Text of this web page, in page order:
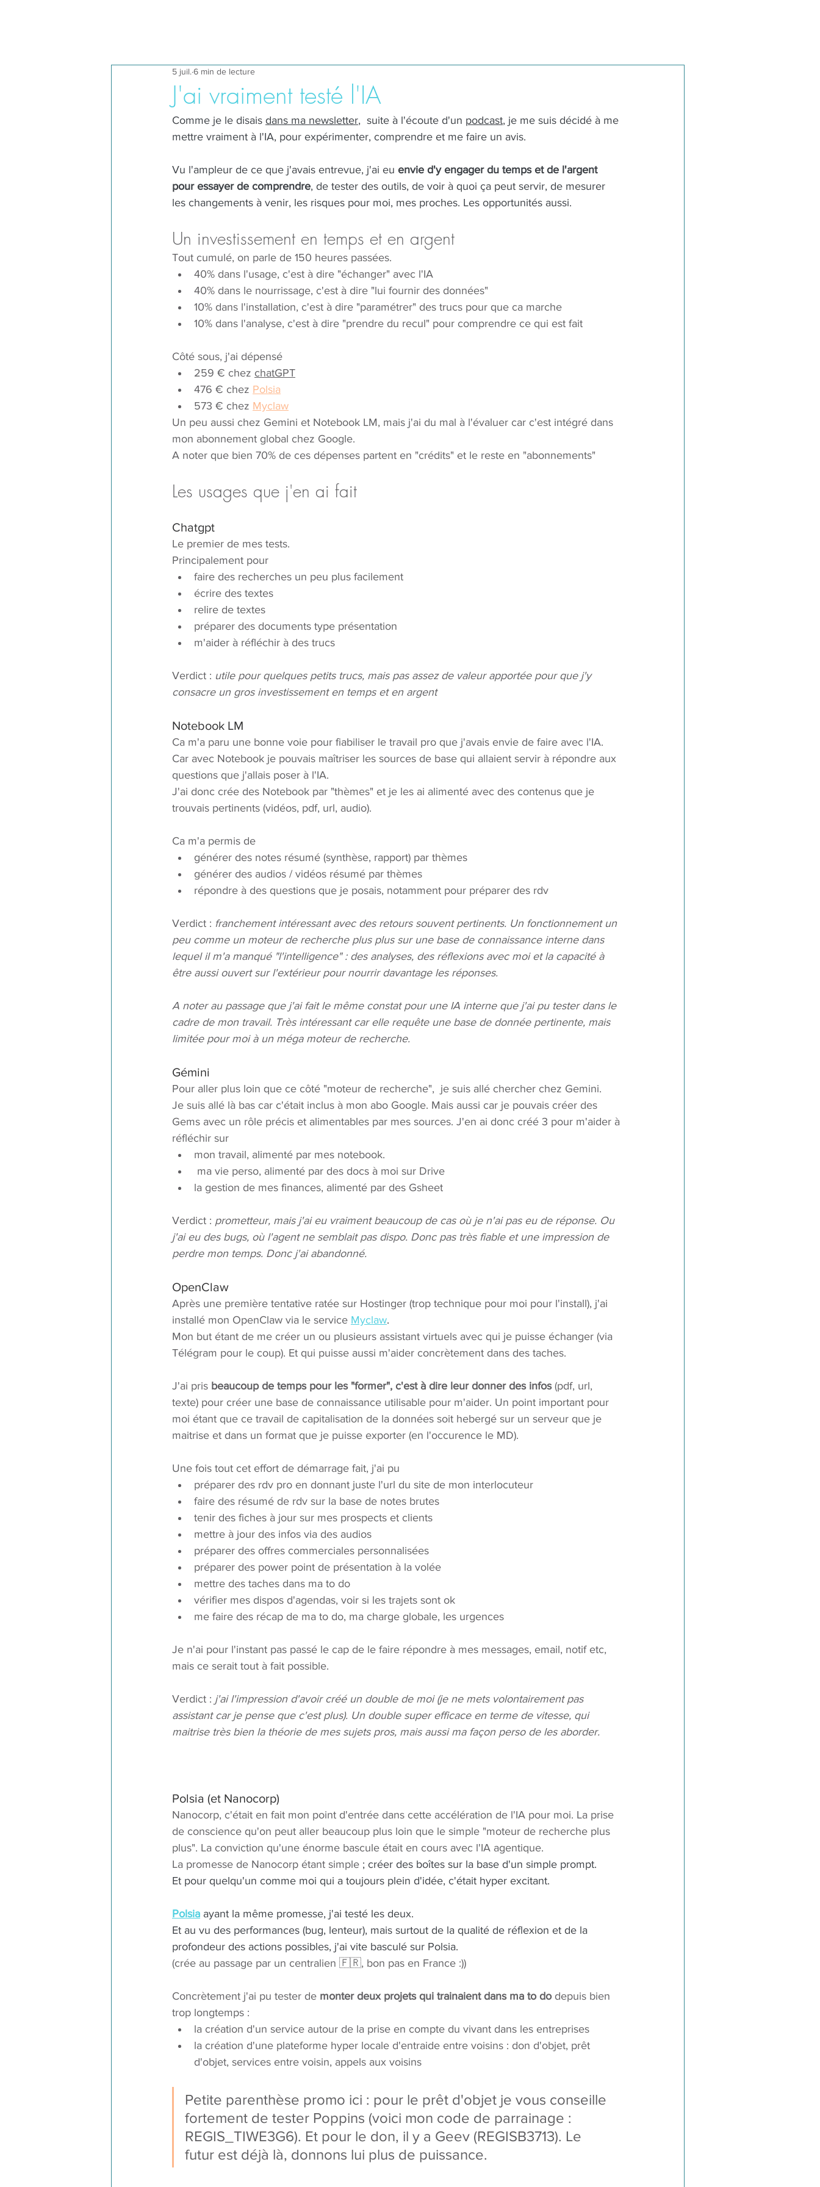
J'ai vraiment testé l'IA
5 juil. 6 min de lecture
Comme je le disais dans ma newsletter,  suite à l'écoute d'un podcast, je me suis décidé à me
mettre vraiment à l'IA, pour expérimenter, comprendre et me faire un avis.
Vu l'ampleur de ce que j'avais entrevue, j'ai eu envie d'y engager du temps et de l'argent
pour essayer de comprendre, de tester des outils, de voir à quoi ça peut servir, de mesurer
les changements à venir, les risques pour moi, mes proches. Les opportunités aussi.
Un investissement en temps et en argent
Tout cumulé, on parle de 150 heures passées.
40% dans l'usage, c'est à dire "échanger" avec l'IA
40% dans le nourrissage, c'est à dire "lui fournir des données"
10% dans l'installation, c'est à dire "paramétrer" des trucs pour que ca marche
10% dans l'analyse, c'est à dire "prendre du recul" pour comprendre ce qui est fait
Côté sous, j'ai dépensé
259 € chez chatGPT
476 € chez Polsia
573 € chez Myclaw
Un peu aussi chez Gemini et Notebook LM, mais j'ai du mal à l'évaluer car c'est intégré dans
mon abonnement global chez Google.
A noter que bien 70% de ces dépenses partent en "crédits" et le reste en "abonnements"
Les usages que j'en ai fait
Chatgpt
Le premier de mes tests.
Principalement pour
faire des recherches un peu plus facilement
écrire des textes
relire de textes
préparer des documents type présentation
m'aider à réfléchir à des trucs
Verdict : utile pour quelques petits trucs, mais pas assez de valeur apportée pour que j'y
consacre un gros investissement en temps et en argent
Notebook LM
Ca m'a paru une bonne voie pour fiabiliser le travail pro que j'avais envie de faire avec l'IA.
Car avec Notebook je pouvais maîtriser les sources de base qui allaient servir à répondre aux
questions que j'allais poser à l'IA.
J'ai donc crée des Notebook par "thèmes" et je les ai alimenté avec des contenus que je
trouvais pertinents (vidéos, pdf, url, audio).
Ca m'a permis de
générer des notes résumé (synthèse, rapport) par thèmes
générer des audios / vidéos résumé par thèmes
répondre à des questions que je posais, notamment pour préparer des rdv
Verdict : franchement intéressant avec des retours souvent pertinents. Un fonctionnement un
peu comme un moteur de recherche plus plus sur une base de connaissance interne dans
lequel il m'a manqué "l'intelligence" : des analyses, des réflexions avec moi et la capacité à
être aussi ouvert sur l'extérieur pour nourrir davantage les réponses.
A noter au passage que j'ai fait le même constat pour une IA interne que j'ai pu tester dans le
cadre de mon travail. Très intéressant car elle requête une base de donnée pertinente, mais
limitée pour moi à un méga moteur de recherche.
Gémini
Pour aller plus loin que ce côté "moteur de recherche",  je suis allé chercher chez Gemini.
Je suis allé là bas car c'était inclus à mon abo Google. Mais aussi car je pouvais créer des
Gems avec un rôle précis et alimentables par mes sources. J'en ai donc créé 3 pour m'aider à
réfléchir sur
mon travail, alimenté par mes notebook.
ma vie perso, alimenté par des docs à moi sur Drive
la gestion de mes finances, alimenté par des Gsheet
Verdict : prometteur, mais j'ai eu vraiment beaucoup de cas où je n'ai pas eu de réponse. Ou
j'ai eu des bugs, où l'agent ne semblait pas dispo. Donc pas très fiable et une impression de
perdre mon temps. Donc j'ai abandonné.
OpenClaw
Après une première tentative ratée sur Hostinger (trop technique pour moi pour l'install), j'ai
installé mon OpenClaw via le service Myclaw.
Mon but étant de me créer un ou plusieurs assistant virtuels avec qui je puisse échanger (via
Télégram pour le coup). Et qui puisse aussi m'aider concrètement dans des taches.
J'ai pris beaucoup de temps pour les "former", c'est à dire leur donner des infos (pdf, url,
texte) pour créer une base de connaissance utilisable pour m'aider. Un point important pour
moi étant que ce travail de capitalisation de la données soit hebergé sur un serveur que je
maitrise et dans un format que je puisse exporter (en l'occurence le MD).
Une fois tout cet effort de démarrage fait, j'ai pu
préparer des rdv pro en donnant juste l'url du site de mon interlocuteur
faire des résumé de rdv sur la base de notes brutes
tenir des fiches à jour sur mes prospects et clients
mettre à jour des infos via des audios
préparer des offres commerciales personnalisées
préparer des power point de présentation à la volée
mettre des taches dans ma to do
vérifier mes dispos d'agendas, voir si les trajets sont ok
me faire des récap de ma to do, ma charge globale, les urgences
Je n'ai pour l'instant pas passé le cap de le faire répondre à mes messages, email, notif etc,
mais ce serait tout à fait possible.
Verdict : j'ai l'impression d'avoir créé un double de moi (je ne mets volontairement pas
assistant car je pense que c'est plus). Un double super efficace en terme de vitesse, qui
maitrise très bien la théorie de mes sujets pros, mais aussi ma façon perso de les aborder.
Polsia (et Nanocorp)
Nanocorp, c'était en fait mon point d'entrée dans cette accélération de l'IA pour moi. La prise
de conscience qu'on peut aller beaucoup plus loin que le simple "moteur de recherche plus
plus". La conviction qu'une énorme bascule était en cours avec l'IA agentique.
La promesse de Nanocorp étant simple ; créer des boîtes sur la base d'un simple prompt.
Et pour quelqu'un comme moi qui a toujours plein d'idée, c'était hyper excitant.
Polsia ayant la même promesse, j'ai testé les deux.
Et au vu des performances (bug, lenteur), mais surtout de la qualité de réflexion et de la
profondeur des actions possibles, j'ai vite basculé sur Polsia.
(crée au passage par un centralien 🇫🇷, bon pas en France :))
Concrètement j'ai pu tester de monter deux projets qui trainaient dans ma to do depuis bien
trop longtemps :
la création d'un service autour de la prise en compte du vivant dans les entreprises
la création d'une plateforme hyper locale d'entraide entre voisins : don d'objet, prêt
d'objet, services entre voisin, appels aux voisins
Petite parenthèse promo ici : pour le prêt d'objet je vous conseille
fortement de tester Poppins (voici mon code de parrainage :
REGIS_TIWE3G6). Et pour le don, il y a Geev (REGISB3713). Le
futur est déjà là, donnons lui plus de puissance.